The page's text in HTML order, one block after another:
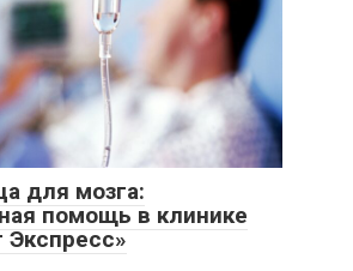
для мозга:
помощь в клинике
Экспресс»